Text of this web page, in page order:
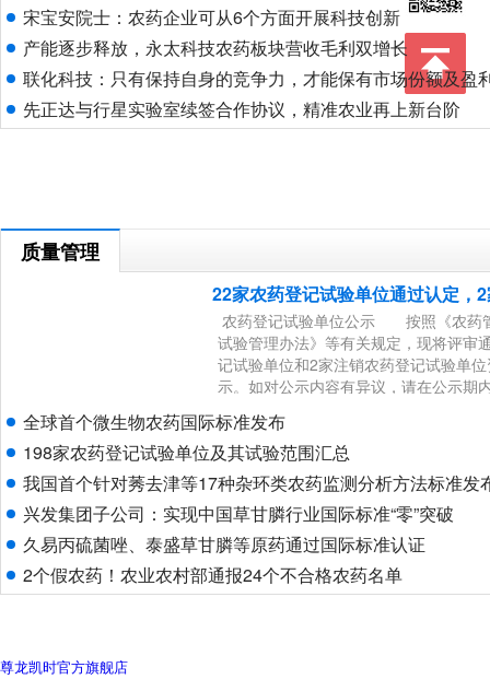
宋宝安院士：农药企业可从6个方面开展科技创新
产能逐步释放，永太科技农药板块营收毛利双增长
联化科技：只有保持自身的竞争力，才能保有市场份额及盈
先正达与行星实验室续签合作协议，精准农业再上新台阶
质量管理
22家农药登记试验单位通过认定，
农药登记试验单位公示 按照《农药
试验管理办法》等有关规定，现将评审
记试验单位和2家注销农药登记试验单
示。如对公示内容有异议，请在公示期
系方式。 公示时间：2025年3月13
日 联系单位：农业农村部农药管理
馆南里11号）
全球首个微生物农药国际标准发布
198家农药登记试验单位及其试验范围汇总
我国首个针对莠去津等17种杂环类农药监测分析方法标准发
兴发集团子公司：实现中国草甘膦行业国际标准“零”突破
久易丙硫菌唑、泰盛草甘膦等原药通过国际标准认证
2个假农药！农业农村部通报24个不合格农药名单
尊龙凯时官方旗舰店